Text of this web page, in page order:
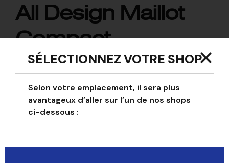
All Design Maillot
Compact
Personnalisé
SÉLECTIONNEZ VOTRE SHOP
Selon votre emplacement, il sera plus
avantageux d’aller sur l’un de nos shops
ci-dessous :